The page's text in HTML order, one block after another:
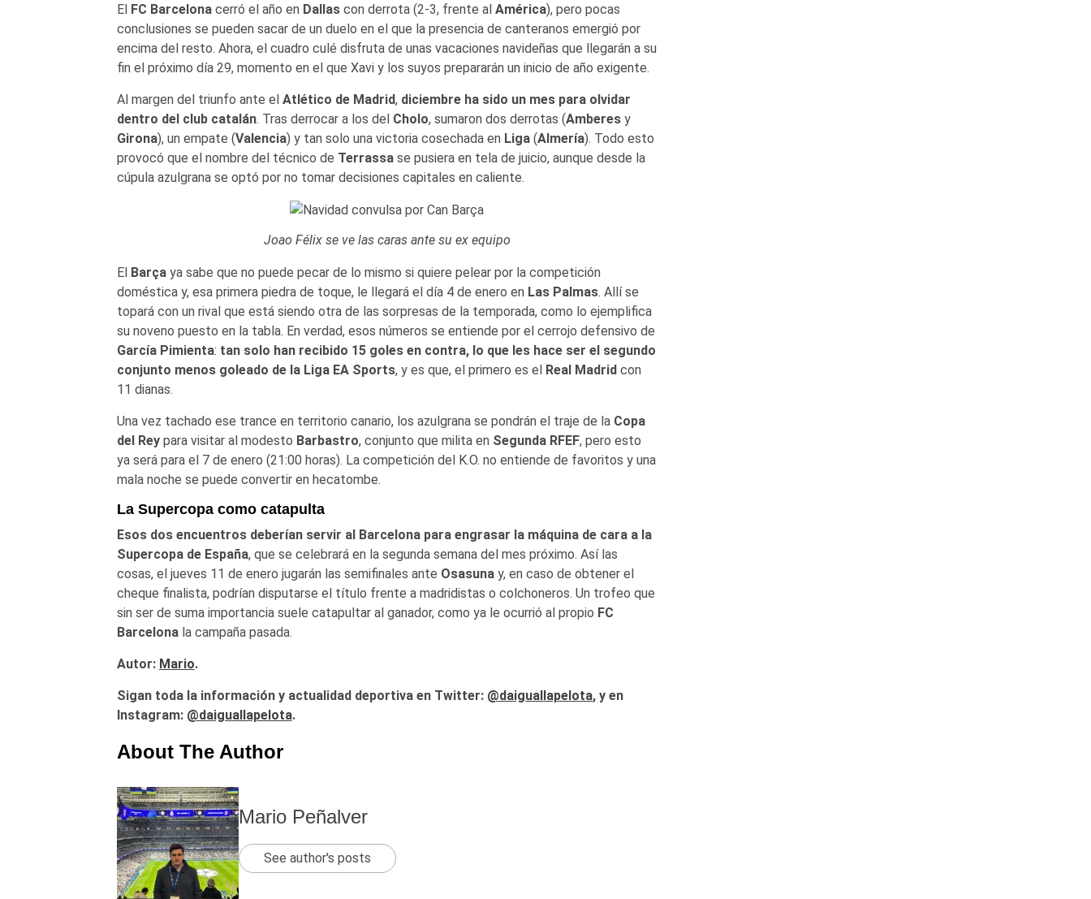
El FC Barcelonacerró el año en Dallascon derrota (2-3, frente al América), pero pocas
conclusiones se pueden sacar de un duelo en el que la presencia de canteranos emergió por
encima del resto. Ahora, el cuadro culé disfruta de unas vacaciones navideñas que llegarán a su
fin el próximo día 29, momento en el que Xavi y los suyos prepararán un inicio de año exigente.
Al margen del triunfo ante el Atlético de Madrid, diciembre ha sido un mes para olvidar
dentro del club catalán. Tras derrocar a los del Cholo, sumaron dos derrotas (Amberesy
Girona), un empate (Valencia) y tan solo una victoria cosechada en Liga(Almería). Todo esto
provocó que el nombre del técnico de Terrassase pusiera en tela de juicio, aunque desde la
cúpula azulgrana se optó por no tomar decisiones capitales en caliente.
Joao Félix se ve las caras ante su ex equipo
El Barçaya sabe que no puede pecar de lo mismo si quiere pelear por la competición
doméstica y, esa primera piedra de toque, le llegará el día 4 de enero en Las Palmas. Allí se
topará con un rival que está siendo otra de las sorpresas de la temporada, como lo ejemplifica
su noveno puesto en la tabla. En verdad, esos números se entiende por el cerrojo defensivo de
García Pimienta: tan solo han recibido 15 goles en contra, lo que les hace ser el segundo
conjunto menos goleado de la Liga EA Sports, y es que, el primero es el Real Madrid con
11 dianas.
Una vez tachado ese trance en territorio canario, los azulgrana se pondrán el traje de la Copa
del Reypara visitar al modesto Barbastro, conjunto que milita en Segunda RFEF, pero esto
ya será para el 7 de enero (21:00 horas). La competición del K.O. no entiende de favoritos y una
mala noche se puede convertir en hecatombe.
La Supercopa como catapulta
Esos dos encuentros deberían servir al Barcelona para engrasar la máquina de cara a la
Supercopa de España, que se celebrará en la segunda semana del mes próximo. Así las
cosas, el jueves 11 de enero jugarán las semifinales ante Osasunay, en caso de obtener el
cheque finalista, podrían disputarse el título frente a madridistas o colchoneros. Un trofeo que
sin ser de suma importancia suele catapultar al ganador, como ya le ocurrió al propio FC
Barcelonala campaña pasada.
Autor: Mario.
Sigan toda la información y actualidad deportiva en Twitter: @daiguallapelota, y en
Instagram: @daiguallapelota.
About The Author
Mario Peñalver
See author's posts